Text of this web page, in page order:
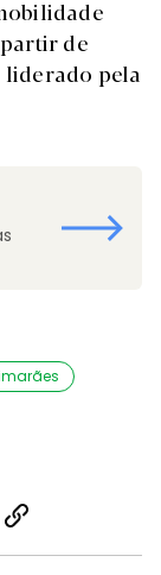
de
liderado pela